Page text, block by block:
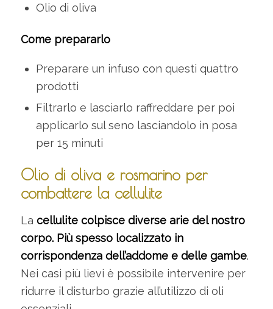
Olio di oliva
Come prepararlo
Preparare un infuso con questi quattro
prodotti
Filtrarlo e lasciarlo raffreddare per poi
applicarlo sul seno lasciandolo in posa
per 15 minuti
Olio di oliva e rosmarino per
combattere la cellulite
La cellulite colpisce diverse arie del nostro
corpo. Più spesso localizzato in
corrispondenza dell’addome e delle gambe.
Nei casi più lievi è possibile intervenire per
ridurre il disturbo grazie all’utilizzo di oli